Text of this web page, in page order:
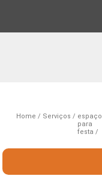
Home Serviços
espaço
para
festa